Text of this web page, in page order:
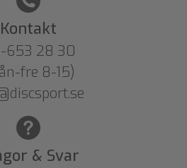
Kontakt
653 28 30
fre 8-15)
& Svar